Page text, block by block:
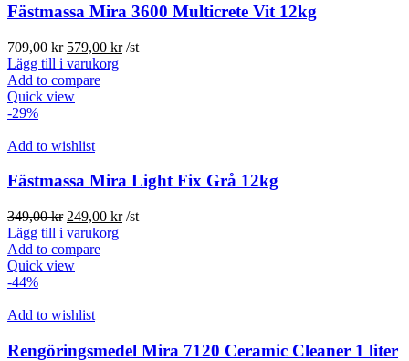
Fästmassa Mira 3600 Multicrete Vit 12kg
709,00kr Det
ursprungliga
priset
var:
579,00 krDet
/st
Lägg till i varukorg
Add to compare
Quick view
-29%
Add to wishlist
Fästmassa Mira Light Fix Grå 12kg
349,00kr Det
ursprungliga
priset
var:
249,00 krDet
/st
Lägg till i varukorg
Add to compare
Quick view
-44%
Add to wishlist
Rengöringsmedel Mira 7120 Ceramic Cleaner 1 liter